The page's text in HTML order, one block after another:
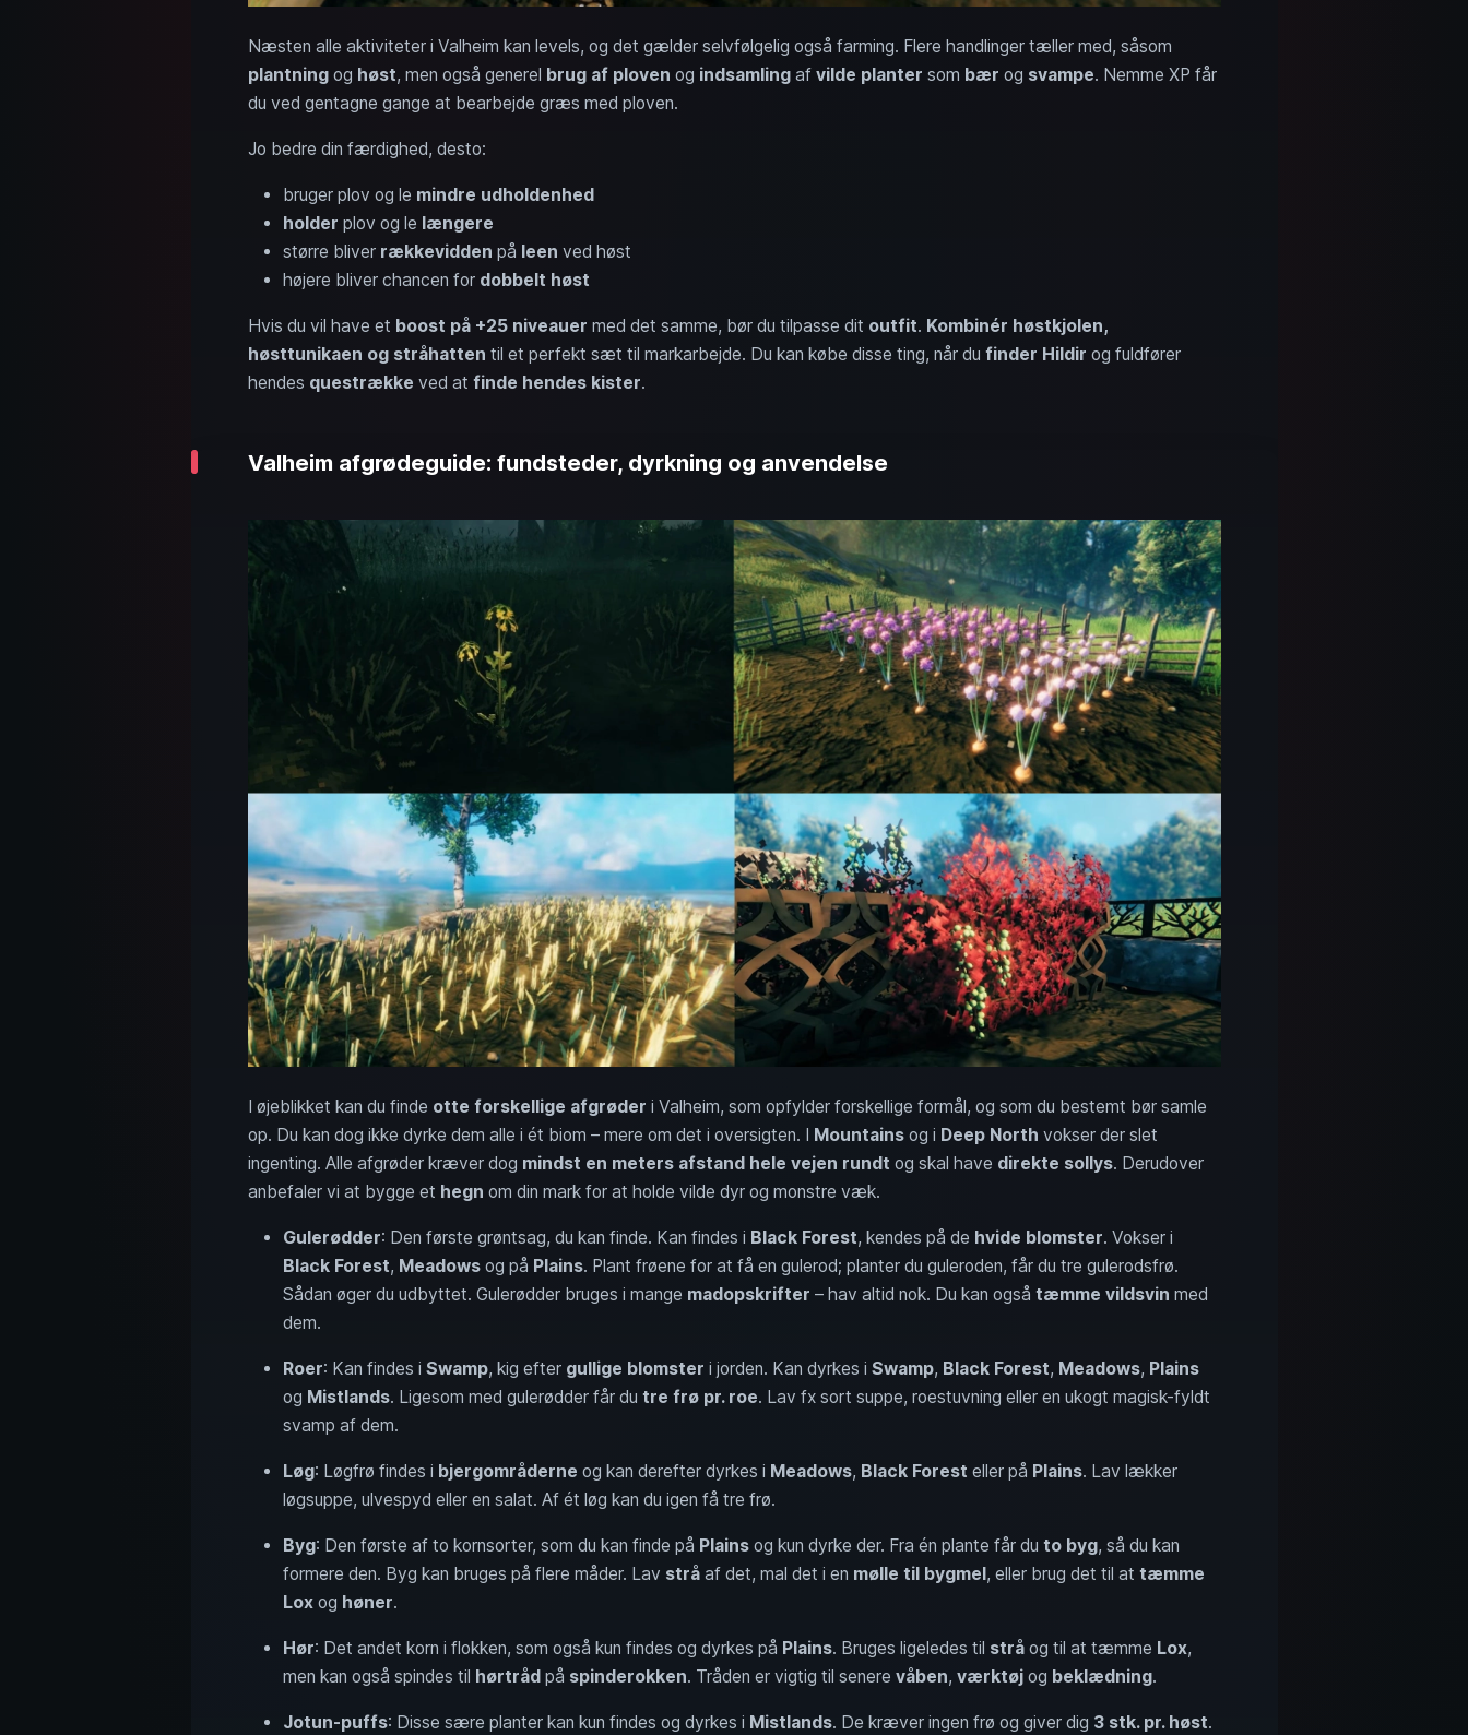
Næsten alle aktiviteter i Valheim kan levels, og det gælder selvfølgelig også farming. Flere handlinger tæller med, såsom
plantningog høst, men også generel brug af ploven og indsamlingaf vilde planter som bær og svampe. Nemme XP får
du ved gentagne gange at bearbejde græs med ploven.
Jo bedre din færdighed, desto:
bruger plov og le mindre udholdenhed
holder plov og le længere
større bliver rækkevidden på leen ved høst
højere bliver chancen for dobbelt høst
Hvis du vil have et boost på +25 niveauer med det samme, bør du tilpasse dit outfit. Kombinér høstkjolen,
høsttunikaen og stråhatten til et perfekt sæt til markarbejde. Du kan købe disse ting, når du finder Hildir og fuldfører
hendes questrække ved at finde hendes kister.
Valheim afgrødeguide: fundsteder, dyrkning og anvendelse
I øjeblikket kan du finde otte forskellige afgrøder i Valheim, som opfylder forskellige formål, og som du bestemt bør samle
op. Du kan dog ikke dyrke dem alle i ét biom – mere om det i oversigten. I Mountainsog i Deep North vokser der slet
ingenting. Alle afgrøder kræver dog mindst en meters afstand hele vejen rundt og skal have direkte sollys. Derudover
anbefaler vi at bygge et hegn om din mark for at holde vilde dyr og monstre væk.
Gulerødder: Den første grøntsag, du kan finde. Kan findes i Black Forest, kendes på de hvide blomster. Vokser i
Black Forest, Meadowsog på Plains. Plant frøene for at få en gulerod; planter du guleroden, får du tre gulerodsfrø.
Sådan øger du udbyttet. Gulerødder bruges i mange madopskrifter – hav altid nok. Du kan også tæmme vildsvin med
dem.
Roer: Kan findes i Swamp, kig efter gullige blomster i jorden. Kan dyrkes i Swamp, Black Forest, Meadows, Plains
og Mistlands. Ligesom med gulerødder får du tre frø pr. roe. Lav fx sort suppe, roestuvning eller en ukogt magisk-fyldt
svamp af dem.
Løg: Løgfrø findes i bjergområderne og kan derefter dyrkes i Meadows, Black Forest eller på Plains. Lav lækker
løgsuppe, ulvespyd eller en salat. Af ét løg kan du igen få tre frø.
Byg: Den første af to kornsorter, som du kan finde på Plainsog kun dyrke der. Fra én plante får du to byg, så du kan
formere den. Byg kan bruges på flere måder. Lav stråaf det, mal det i en mølle til bygmel, eller brug det til at tæmme
Loxog høner.
Hør: Det andet korn i flokken, som også kun findes og dyrkes på Plains. Bruges ligeledes til stråog til at tæmme Lox,
men kan også spindes til hørtrådpå spinderokken. Tråden er vigtig til senere våben, værktøjog beklædning.
Jotun-puffs: Disse sære planter kan kun findes og dyrkes i Mistlands. De kræver ingen frø og giver dig 3 stk. pr. høst.